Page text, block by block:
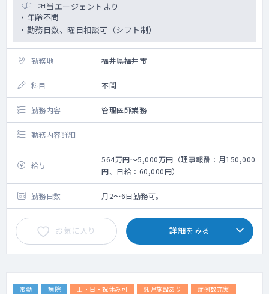
担当エージェントより
・年齢不問
・勤務日数、曜日相談可（シフト制）
勤務地 福井県福井市
科目 不問
勤務内容 管理医師業務
勤務内容詳細
給与
564万円～5,000万円（理事報酬：月150,000
円、日給：60,000円）
勤務日数 月2～6日勤務可。
お気に入り 詳細をみる
常勤 病院 土・日・祝休み可 託児施設あり
症例数充実